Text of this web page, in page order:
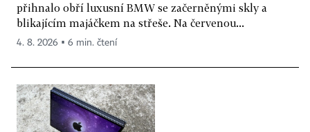
přihnalo obří luxusní BMW se začerněnými skly a
blikajícím majáčkem na střeše. Na červenou...
4. 8. 2026 ▪ 6 min. čtení